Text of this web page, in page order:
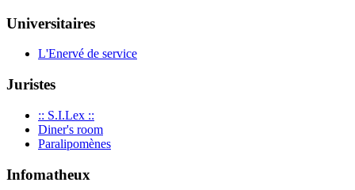
Universitaires
L'Enervé de service
Juristes
:: S.I.Lex ::
Diner's room
Paralipomènes
Infomatheux